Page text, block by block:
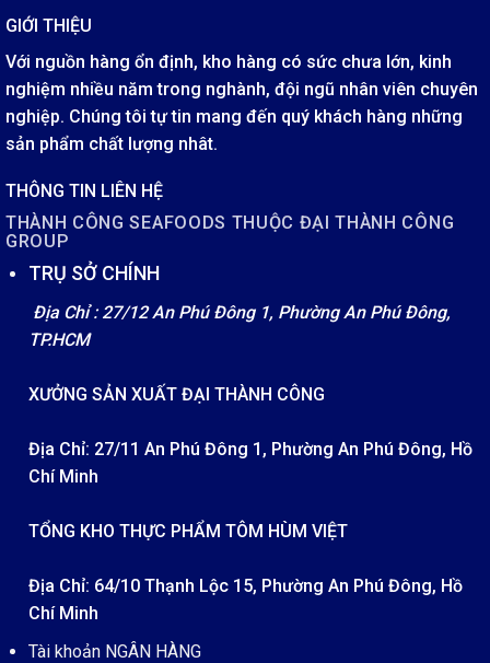
GIỚI THIỆU
Với nguồn hàng ổn định, kho hàng có sức chưa lớn, kinh
nghiệm nhiều năm trong nghành, đội ngũ nhân viên chuyên
nghiệp. Chúng tôi tự tin mang đến quý khách hàng những
sản phẩm chất lượng nhât.
THÔNG TIN LIÊN HỆ
THÀNH CÔNG SEAFOODS THUỘC ĐẠI THÀNH CÔNG
GROUP
TRỤ SỞ CHÍNH
Địa Chỉ : 27/12 An Phú Đông 1, Phường An Phú Đông,
TP.HCM
XƯỞNG SẢN XUẤT ĐẠI THÀNH CÔNG
Địa Chỉ: 27/11 An Phú Đông 1, Phường An Phú Đông, Hồ
Chí Minh
TỔNG KHO THỰC PHẨM TÔM HÙM VIỆT
Địa Chỉ: 64/10 Thạnh Lộc 15, Phường An Phú Đông, Hồ
Chí Minh
Tài khoản NGÂN HÀNG